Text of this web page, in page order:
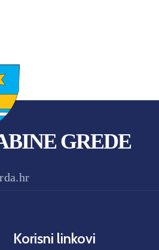
GREDE
Korisni linkovi